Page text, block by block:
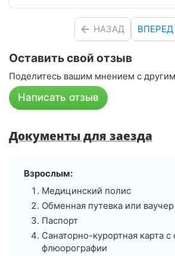
НАЗАД ВПЕРЕД
Оставить свой отзыв
Поделитесь вашим мнением с
Написать отзыв
Документы для заезда
Взрослым:
Медицинский полис
Обменная путевка или ваучер
Паспорт
Санаторно-курортная карта с
флюорографии